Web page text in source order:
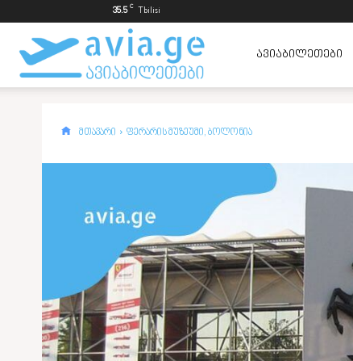
35.5 C Tbilisi
ავიაბილეთებიᲐᲕᲘᲐᲑᲘᲚᲔᲗᲔᲑᲘ
მთავარი ფერარის მუზეუმი, ბოლონია